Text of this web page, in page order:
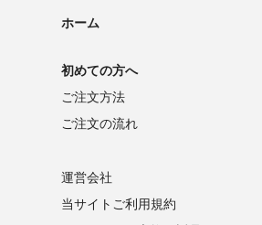
ホーム
初めての方へ
ご注文方法
ご注文の流れ
運営会社
当サイトご利用規約